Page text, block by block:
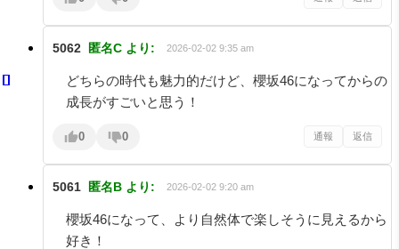
5062 匿名C より: 2026-02-02 9:35 am
どちらの時代も魅力的だけど、櫻坂46になってからの
成長がすごいと思う！
0 0 通報 返信
5061 匿名B より: 2026-02-02 9:20 am
櫻坂46になって、より自然体で楽しそうに見えるから
好き！